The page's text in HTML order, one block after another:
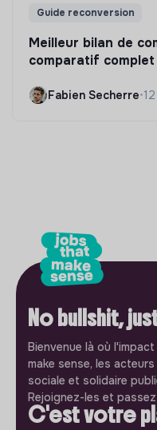
Guide reconversion
Meilleur bilan de
comparatif
Fabien Secherre•
No bullshit,
Bienvenue là où
make sense, les
sociale et solidaire
Rejoignez-les et
C'est votre